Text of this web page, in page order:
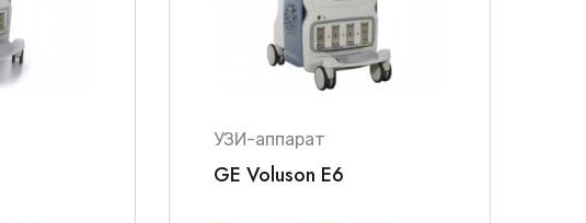
УЗИ-аппарат
GE Voluson E6